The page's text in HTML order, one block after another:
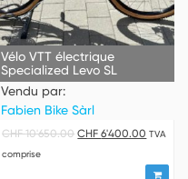
Vélo VTT électrique
Specialized Levo SL
Vendu par:
Fabien Bike Sàrl
CHF10'650.00 CHF6'400.00 TVA
comprise